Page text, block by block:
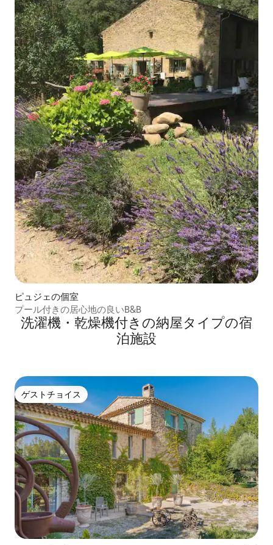
ピュジェの個室
プール付きの居心地の良いB&B
洗濯機・乾燥機付きの納屋タイプの宿
泊施設
ゲストチョイス
ゲストチョイス